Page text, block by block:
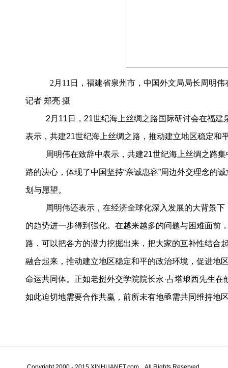
2月11日，福建省泉州市，中国外文局局长周明
记者 郑亮 摄
2月11日，21世纪海上丝绸之路国际研讨会在福
表示，共建21世纪海上丝绸之路，推动建立地区稳定和
周明伟在致辞中表示，共建21世纪海上丝绸之路
路的决心，体现了中国坚持“亲诚惠容”周边外交理念的
划与愿望。
周明伟还表示，在经济全球化深入发展的大背景
的趋势进一步得到强化。在越来越多的问题与困难面前
路，可以把各方的潜力挖掘出来，把大家的互补性结合
融合起来，推动建立地区稳定和平的政治环境，促进地
命运共同体。正如老挝外交学院院长永·占塔琅西先生
如此迫切地需要合作共赢，前所未有地亟需共同维持地